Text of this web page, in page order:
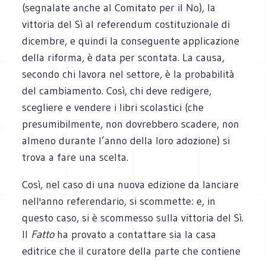
(segnalate anche al Comitato per il No), la
vittoria del Sì al referendum costituzionale di
dicembre, e quindi la conseguente applicazione
della riforma, è data per scontata. La causa,
secondo chi lavora nel settore, è la probabilità
del cambiamento. Così, chi deve redigere,
scegliere e vendere i libri scolastici (che
presumibilmente, non dovrebbero scadere, non
almeno durante l’anno della loro adozione) si
trova a fare una scelta.
Così, nel caso di una nuova edizione da lanciare
nell'anno referendario, si scommette: e, in
questo caso, si è scommesso sulla vittoria del Sì.
Il Fattoha provato a contattare sia la casa
editrice che il curatore della parte che contiene